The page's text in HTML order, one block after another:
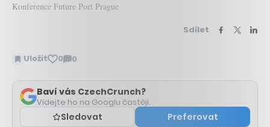
Konference Future Port Prague
Sdílet
Uložit 0 0
Zobrazit
Baví vás CzechCrunch?
Vídejte ho na Googlu častěji.
Sledovat Preferovat